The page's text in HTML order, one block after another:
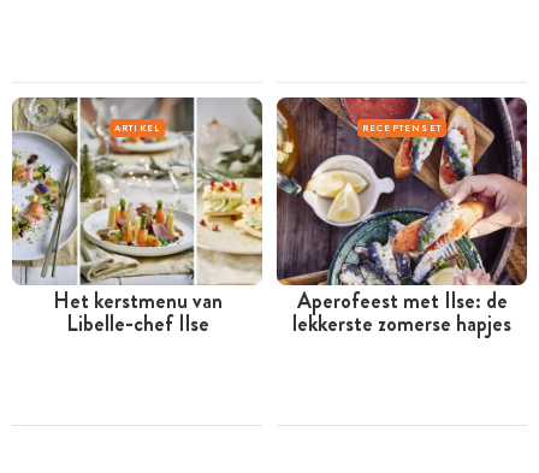
ARTIKEL
Het kerstmenu van
Libelle-chef Ilse
RECEPTENSET
Aperofeest met Ilse: de
lekkerste zomerse hapjes